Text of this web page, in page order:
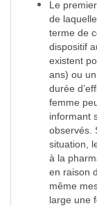
Le
de
terme de
dispositif
existent
ans) ou
durée
femme
informant
observés.
situation,
à la
en raison
même
large une